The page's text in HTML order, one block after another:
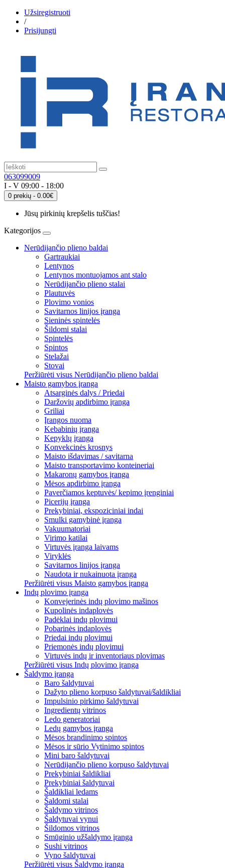
Užsiregistruoti
/
Prisijungti
063099009
I - V 09:00 - 18:00
0 prekių - 0.00€
Jūsų pirkinių krepšelis tuščias!
Kategorijos
Nerūdijančio plieno baldai
Gartraukiai
Lentynos
Lentynos montuojamos ant stalo
Nerūdijančio plieno stalai
Plautuvės
Plovimo vonios
Savitarnos linijos įranga
Sieninės spintelės
Šildomi stalai
Spintelės
Spintos
Stelažai
Stovai
Peržiūrėti visus Nerūdijančio plieno baldai
Maisto gamybos įranga
Atsarginės dalys / Priedai
Daržovių apdirbimo įranga
Griliai
Įrangos nuoma
Kebabinių įranga
Kepyklų įranga
Konvekcinės krosnys
Maisto išdavimas / savitarna
Maisto transportavimo konteineriai
Makaronų gamybos įranga
Mėsos apdirbimo įranga
Paverčiamos keptuvės/ kepimo įrenginiai
Picerijų įranga
Prekybiniai, ekspoziciniai indai
Smulki gamybinė įranga
Vakuumatoriai
Virimo katilai
Virtuvės įranga laivams
Viryklės
Savitarnos linijos įranga
Naudota ir nukainuota įranga
Peržiūrėti visus Maisto gamybos įranga
Indų plovimo įranga
Konvejerinės indų plovimo mašinos
Kupolinės indaplovės
Padėklai indų plovimui
Pobarinės indaplovės
Priedai indų plovimui
Priemonės indų plovimui
Virtuvės indų ir inventoriaus plovimas
Peržiūrėti visus Indų plovimo įranga
Šaldymo įranga
Baro šaldytuvai
Dažyto plieno korpuso šaldytuvai/šaldikliai
Impulsinio pirkimo šaldytuvai
Ingredientų vitrinos
Ledo generatoriai
Ledų gamybos įranga
Mėsos brandinimo spintos
Mėsos ir sūrio Vytinimo spintos
Mini baro šaldytuvai
Nerūdijančio plieno korpuso šaldytuvai
Prekybiniai šaldikliai
Prekybiniai šaldytuvai
Šaldikliai ledams
Šaldomi stalai
Šaldymo vitrinos
Šaldytuvai vynui
Šildomos vitrinos
Smūginio užšaldymo įranga
Sushi vitrinos
Vyno šaldytuvai
Peržiūrėti visus Šaldymo įranga